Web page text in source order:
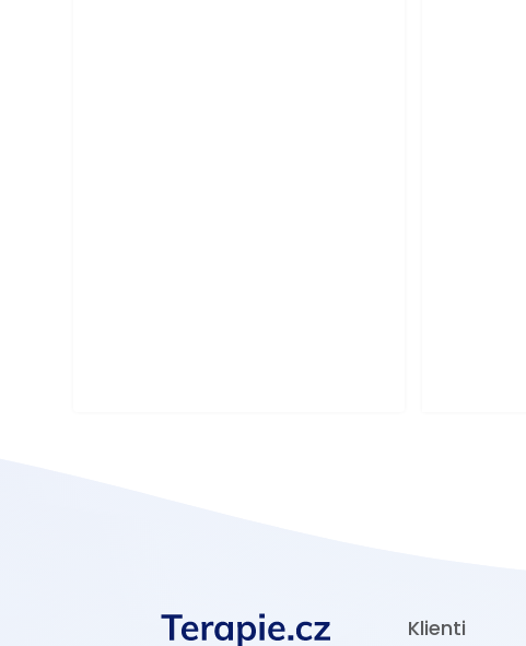
Klienti